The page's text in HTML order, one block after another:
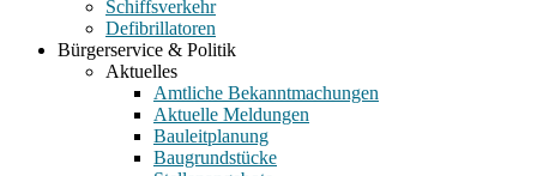
Schiffsverkehr
Defibrillatoren
Bürgerservice & Politik
Aktuelles
Amtliche Bekanntmachungen
Aktuelle Meldungen
Bauleitplanung
Baugrundstücke